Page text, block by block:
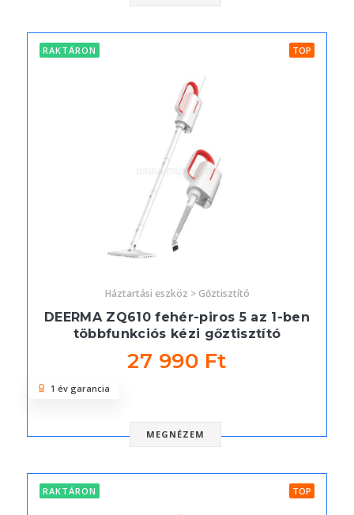
RAKTÁRON TOP
Háztartási eszköz > Gőztisztító
DEERMA ZQ610 fehér-piros 5 az 1-ben
többfunkciós kézi gőztisztító
27 990 Ft
MEGNÉZEM
1 év garancia
RAKTÁRON TOP